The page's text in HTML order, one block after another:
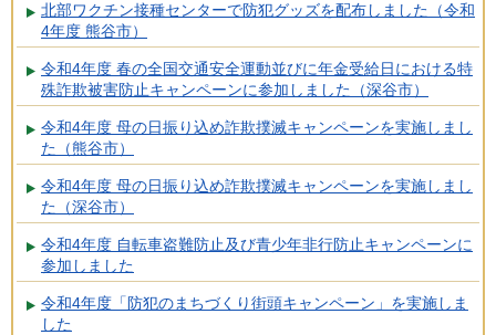
北部ワクチン接種センターで防犯グッズを配布しました（令和
4年度 熊谷市）
令和4年度 春の全国交通安全運動並びに年金受給日における特
殊詐欺被害防止キャンペーンに参加しました（深谷市）
令和4年度 母の日振り込め詐欺撲滅キャンペーンを実施しまし
た（熊谷市）
令和4年度 母の日振り込め詐欺撲滅キャンペーンを実施しまし
た（深谷市）
令和4年度 自転車盗難防止及び青少年非行防止キャンペーンに
参加しました
令和4年度「防犯のまちづくり街頭キャンペーン」を実施しま
した